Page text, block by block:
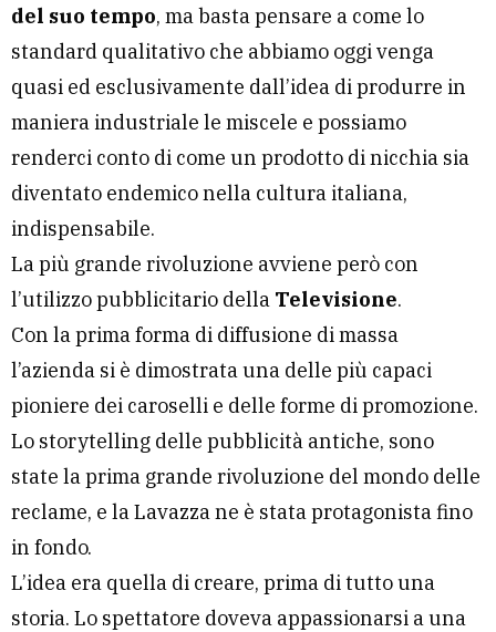
del suo tempo, ma basta pensare a come lo
standard qualitativo che abbiamo oggi venga
quasi ed esclusivamente dall’idea di produrre in
maniera industriale le miscele e possiamo
renderci conto di come un prodotto di nicchia sia
diventato endemico nella cultura italiana,
indispensabile.
La più grande rivoluzione avviene però con
l’utilizzo pubblicitario della Televisione.
Con la prima forma di diffusione di massa
l’azienda si è dimostrata una delle più capaci
pioniere dei caroselli e delle forme di promozione.
Lo storytelling delle pubblicità antiche, sono
state la prima grande rivoluzione del mondo delle
reclame, e la Lavazza ne è stata protagonista fino
in fondo.
L’idea era quella di creare, prima di tutto una
storia. Lo spettatore doveva appassionarsi a una